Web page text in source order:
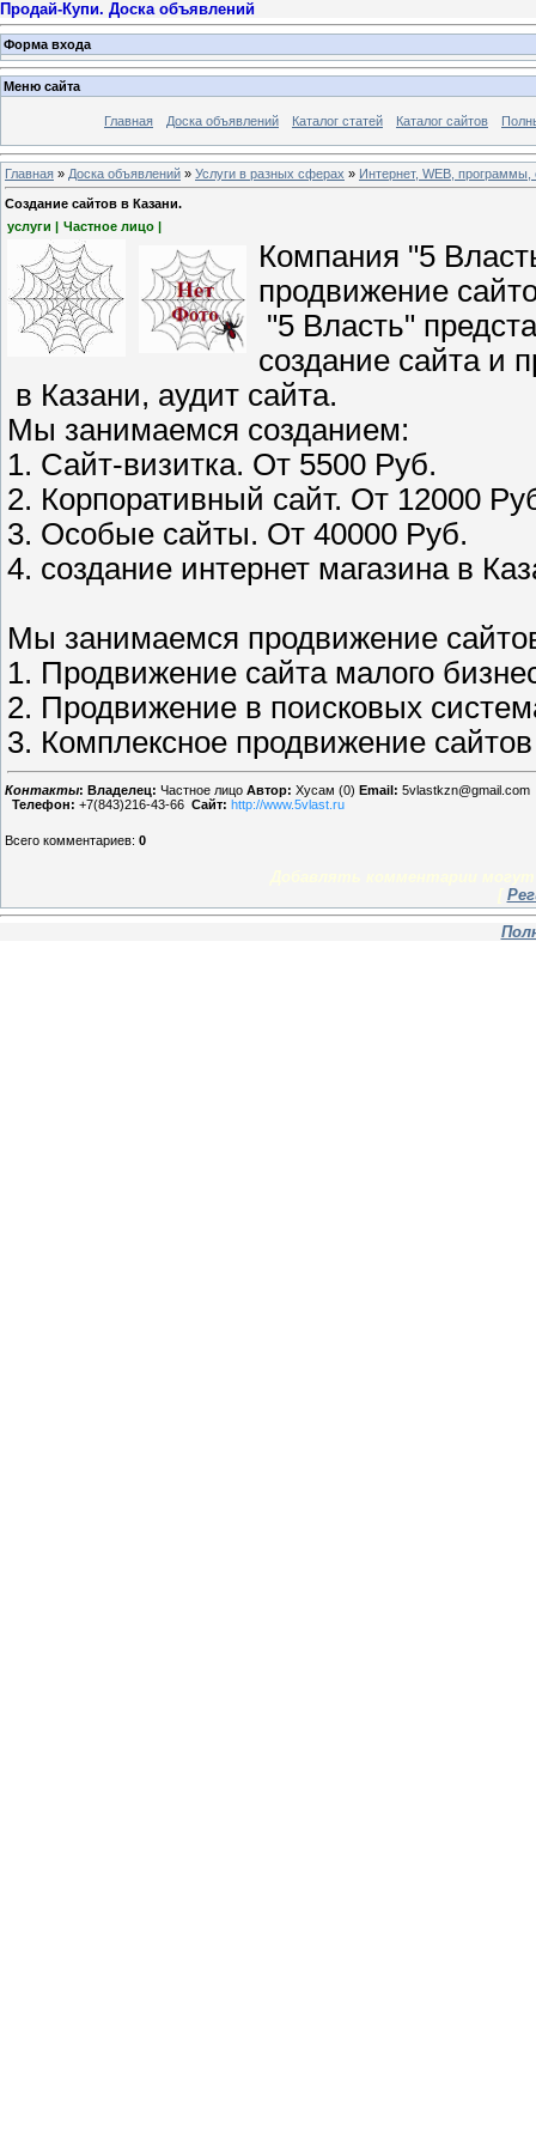
Продай-Купи. Доска объявлений
Форма входа
Меню сайта
Главная Доска объявлений Каталог статей Каталог сайтов
Главная » Доска объявлений » Услуги в разных сферах » Интернет, WEB, программы,
Создание сайтов в Казани.
услуги | Частное лицо |
Компания "5
продвижение
"5 Власть"
создание сайта и
в Казани, аудит сайта.
Мы занимаемся созданием:
1. Сайт-визитка. От 5500 Руб.
2. Корпоративный сайт. От 12000
3. Особые сайты. От 40000 Руб.
4. создание интернет магазина в
Мы занимаемся продвижение
1. Продвижение сайта малого
2. Продвижение в поисковых
3. Комплексное продвижение
Контакты: Владелец: Частное лицо Автор: Хусам (0) Email: 5vlastkzn@gmail.com
Телефон: +7(843)216-43-66 Сайт: http://www.5vlast.ru
Всего комментариев: 0